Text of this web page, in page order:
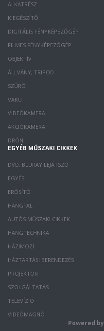
ALKATRÉSZ
KIEGÉSZÍTŐ
DIGITÁLIS FÉNYKÉPEZŐGÉP
FILMES FÉNYKÉPEZŐGÉP
OBJEKTÍV
ÁLLVÁNY, TRIPOD
SZŰRŐ
VAKU
VIDEÓKAMERA
AKCIÓKAMERA
DRÓN
EGYÉB MŰSZAKI CIKKEK
DVD, BLURAY LEJÁTSZÓ
EGYÉB
ERŐSÍTŐ
HANGFAL
AUTÓS MŰSZAKI CIKKEK
HANGTECHNIKA
HÁZIMOZI
HÁZTARTÁSI BERENDEZÉS
PROJEKTOR
SZOLGÁLTATÁS
TELEVÍZIÓ
VIDEÓMAGNÓ
Powered by